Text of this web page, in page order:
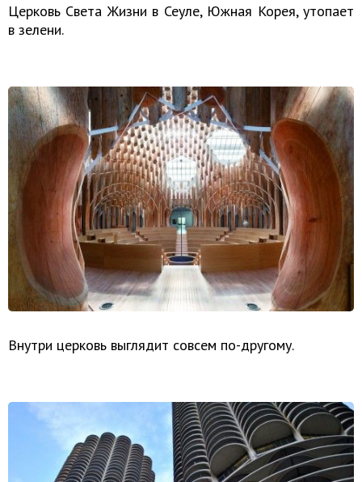
Церковь Света Жизни в Сеуле, Южная Корея, утопает
в зелени.
Внутри церковь выглядит совсем по-другому.